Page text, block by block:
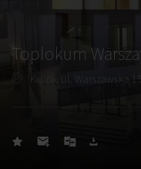
Toplokum
Kielce, ul. Warszawska 158